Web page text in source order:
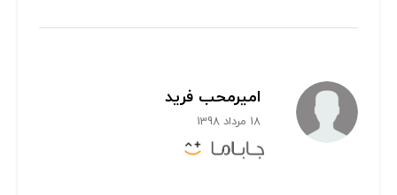
امیرمحب فرید
18 مرداد 1398